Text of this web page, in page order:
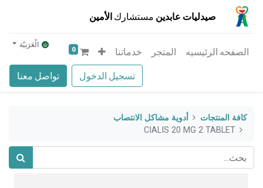
صيدليات عابدين مستشارك الأمين
تسجيل الدخول تواصل معنا
الصفحه الرئيسيه المتجر خدماتنا 0 الْعَرَبيّة
كافة المنتجات
أدوية مشاكل الانتصاب
CIALIS 20 MG 2 TABLET